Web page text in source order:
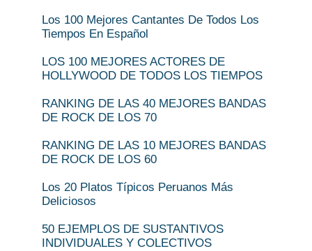
Los 100 Mejores Cantantes De Todos Los
Tiempos En Español
LOS 100 MEJORES ACTORES DE
HOLLYWOOD DE TODOS LOS TIEMPOS
RANKING DE LAS 40 MEJORES BANDAS
DE ROCK DE LOS 70
RANKING DE LAS 10 MEJORES BANDAS
DE ROCK DE LOS 60
Los 20 Platos Típicos Peruanos Más
Deliciosos
50 EJEMPLOS DE SUSTANTIVOS
INDIVIDUALES Y COLECTIVOS